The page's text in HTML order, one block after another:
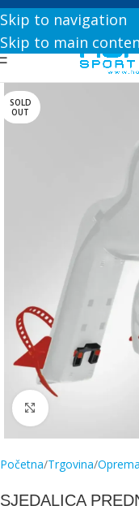
Skip to navigation
Skip to main
+385 1 8896 200
SOLD
OUT
Click to enlarge
Početna Trgovina Oprema
SJEDALICA